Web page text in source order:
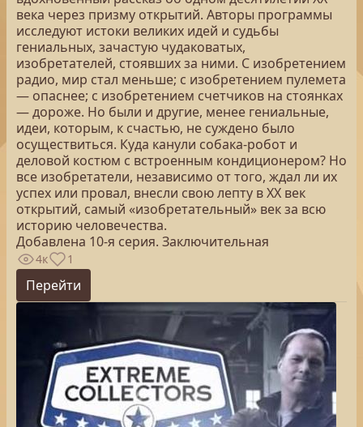
века через призму открытий. Авторы программы
исследуют истоки великих идей и судьбы
гениальных, зачастую чудаковатых,
изобретателей, стоявших за ними. С изобретением
радио, мир стал меньше; с изобретением пулемета
— опаснее; с изобретением счетчиков на стоянках
— дороже. Но были и другие, менее гениальные,
идеи, которым, к счастью, не суждено было
осуществиться. Куда канули собака-робот и
деловой костюм с встроенным кондиционером? Но
все изобретатели, независимо от того, ждал ли их
успех или провал, внесли свою лепту в ХХ век
открытий, самый «изобретательный» век за всю
историю человечества.
Добавлена 10-я серия. Заключительная
4к 1
Перейти